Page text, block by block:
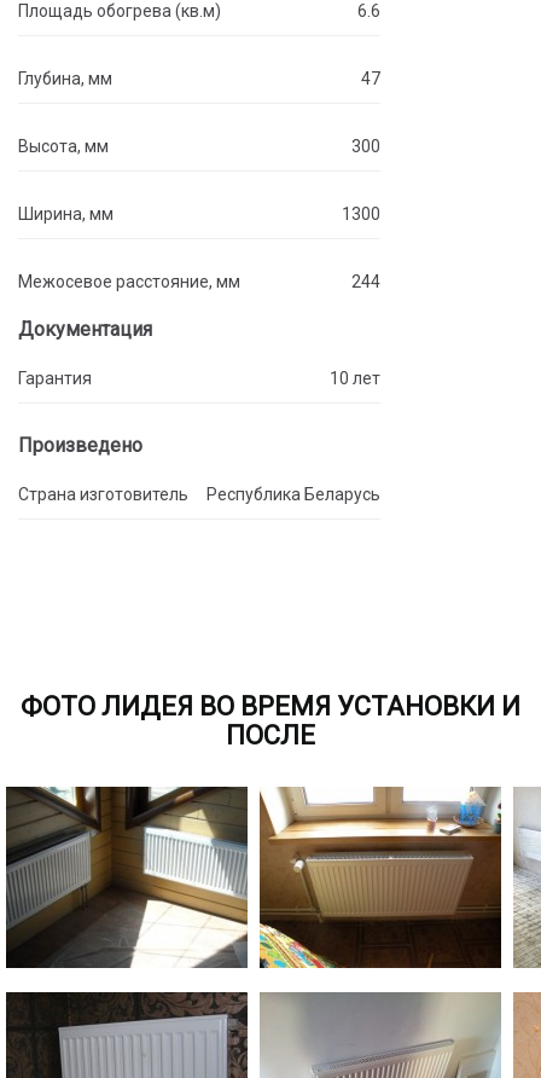
Площадь обогрева (кв.м) 6.6
Глубина, мм 47
Высота, мм 300
Ширина, мм 1300
Межосевое расстояние, мм 244
Документация
Гарантия 10 лет
Произведено
Страна изготовитель Республика Беларусь
ФОТО ЛИДЕЯ ВО ВРЕМЯ УСТАНОВКИ И
ПОСЛЕ